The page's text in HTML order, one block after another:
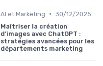
AI et Marketing • 30/12/2025
Maîtriser la création
d’images avec ChatGPT :
stratégies avancées pour les
départements marketing